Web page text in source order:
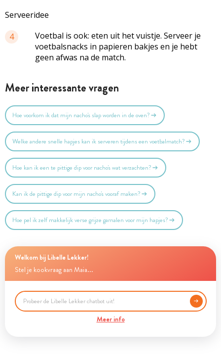
Serveeridee
4
Voetbal is ook: eten uit het vuistje. Serveer je
voetbalsnacks in papieren bakjes en je hebt
geen afwas na de match.
Meer interessante vragen
Hoe voorkom ik dat mijn nacho's slap worden in de oven?
Welke andere snelle hapjes kan ik serveren tijdens een voetbalmatch?
Hoe kan ik een te pittige dip voor nacho's wat verzachten?
Kan ik de pittige dip voor mijn nacho's vooraf maken?
Hoe pel ik zelf makkelijk verse grijze garnalen voor mijn hapjes?
Welkom bij Libelle Lekker!
Stel je kookvraag aan Maia...
Meer info